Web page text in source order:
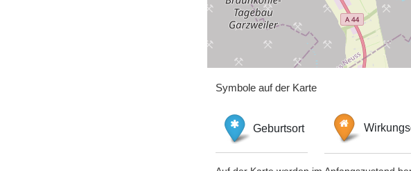
Symbole auf der Karte
Geburtsort